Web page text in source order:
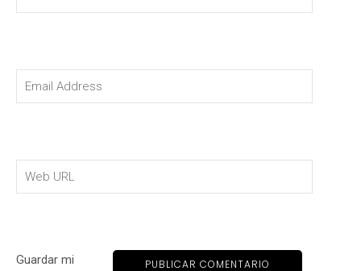
Guardar mi